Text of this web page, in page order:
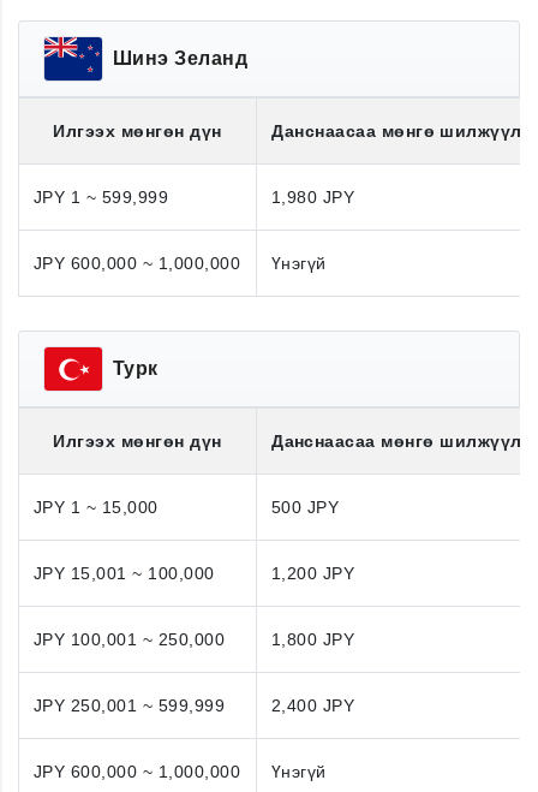
Шинэ Зеланд
Илгээх мөнгөн дүн Данснаасаа мөнгө
JPY 1 ~ 599,999 1,980 JPY
JPY 600,000 ~ 1,000,000 Үнэгүй
Турк
Илгээх мөнгөн дүн Данснаасаа мөнгө
JPY 1 ~ 15,000 500 JPY
JPY 15,001 ~ 100,000 1,200 JPY
JPY 100,001 ~ 250,000 1,800 JPY
JPY 250,001 ~ 599,999 2,400 JPY
JPY 600,000 ~ 1,000,000 Үнэгүй